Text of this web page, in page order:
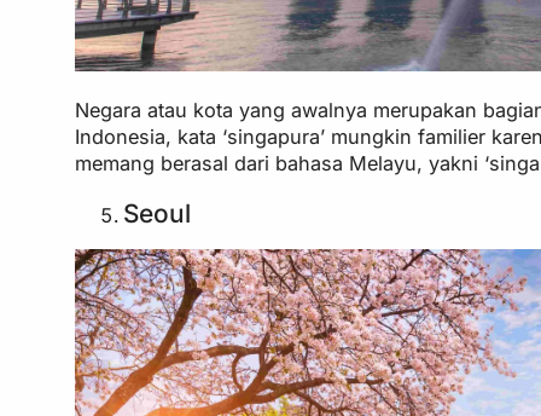
Negara atau kota yang awalnya merupakan
Indonesia, kata ‘singapura’ mungkin familier
memang berasal dari bahasa Melayu, yakni
Seoul